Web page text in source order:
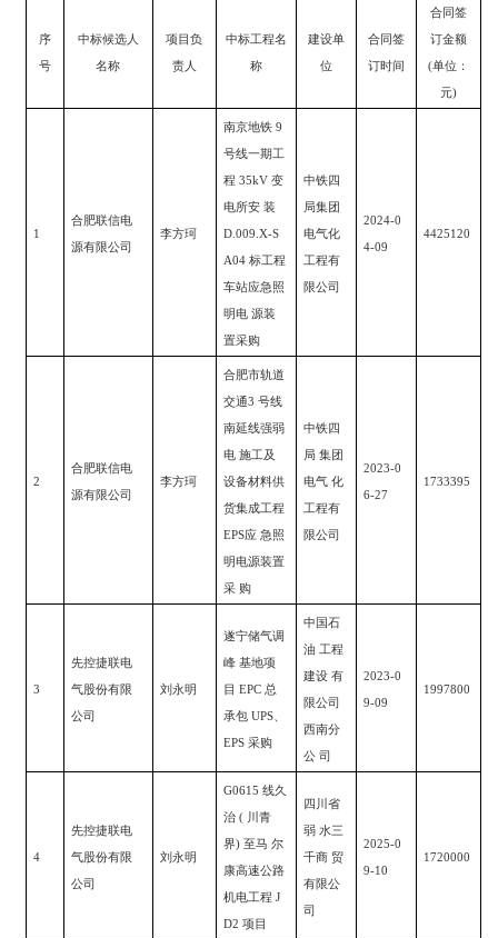
序
号
中标候选人
名称
项目负
责人
中标工程名
称
建设单
位
合同签
订时间
合同签
订金额
(单位：
元)
1
合肥联信电
源有限公司
李方珂
南京地铁 9
号线一期工
程35kV变
电所安 装
D.009.X-S
A04标工程
车站应急照
明电 源装
置采购
中铁四
局集团
电气化
工程有
限公司
2024-0
4-09
4425120
2
合肥联信电
源有限公司
李方珂
合肥市轨道
交通3号线
南延线强弱
电 施工及
设备材料供
货集成工程
EPS应 急照
明电源装置
采 购
中铁四
局 集团
电气 化
工程有
限公司
2023-0
6-27
1733395
3
先控捷联电
气股份有限
公司
刘永明
遂宁储气调
峰 基地项
目 EPC 总
承包UPS
EPS采购
中国石
油 工程
建设 有
限公司
西南分
公 司
2023-0
9-09
1997800
4
先控捷联电
气股份有限
公司
刘永明
G0615线久
治( 川青
界)至马 尔
康高速公路
机电工程J
D2项目
四川省
弱 水三
千商 贸
有限公
司
2025-0
9-10
1720000